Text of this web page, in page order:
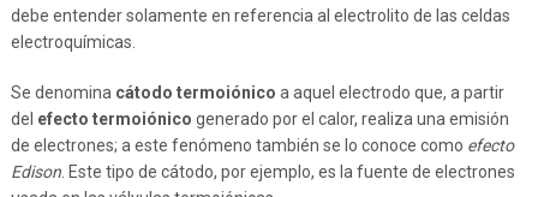
debe entender solamente en referencia al electrolito de las celdas
electroquímicas.
Se denomina cátodo termoiónico a aquel electrodo que, a partir
del efecto termoiónico generado por el calor, realiza una emisión
de electrones; a este fenómeno también se lo conoce como efecto
Edison. Este tipo de cátodo, por ejemplo, es la fuente de electrones